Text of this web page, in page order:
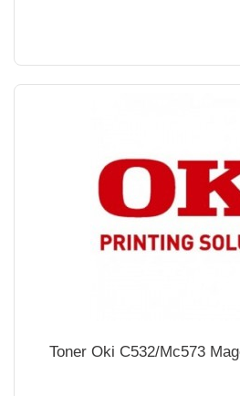
Toner Oki C532/Mc573